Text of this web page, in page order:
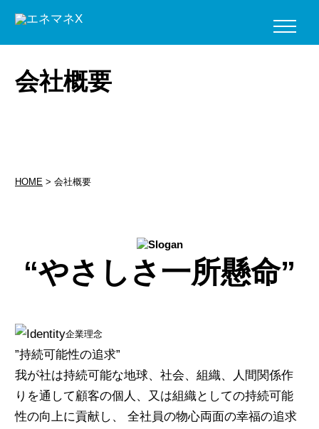
会社概要
HOME > 会社概要
“やさしさ一所懸命”
企業理念
”持続可能性の追求”
我が社は持続可能な地球、社会、組織、人間関係作
りを通して顧客の個人、又は組織としての持続可能
性の向上に貢献し、 全社員の物心両面の幸福の追求